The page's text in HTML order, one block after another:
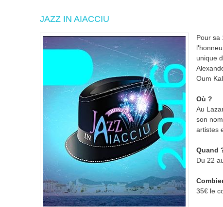
JAZZ IN AIACCIU
Pour sa
unique
Oum
Où ?
Au
son
artistes
Quand
Du 22
35€ le